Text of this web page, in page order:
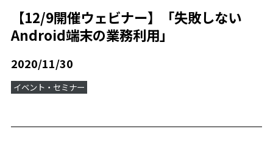
【12/9開催ウェビナー】「失敗しない
Android端末の業務利用」
2020/11/30
イベント・セミナー